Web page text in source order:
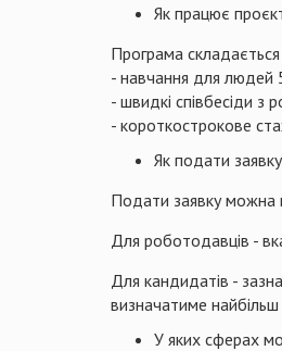
Як працює
Програма
- навчання для людей
- швидкі співбесіди з
- короткострокове
Як подати
Подати заявку можна
Для роботодавців -
Для кандидатів -
визначатиме найбільш
У яких сферах